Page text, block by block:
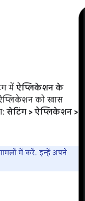
में ऐप्लिकेशन के
को खास
सेटिंग > ऐप्लिकेशन >
में करें. इन्हें अपने